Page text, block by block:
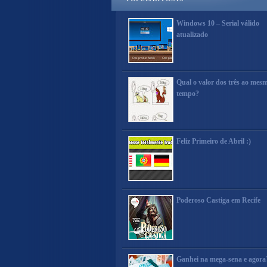
Windows 10 – Serial válido
atualizado
Qual o valor dos três ao
tempo?
Feliz Primeiro de Abril :)
Poderoso Castiga em Recife
Ganhei na mega-sena e